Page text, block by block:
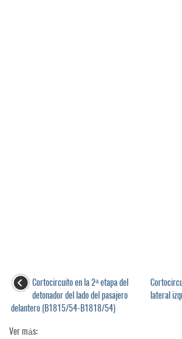
Cortocircuito en la 2ª etapa del
detonador del lado del pasajero
delantero (B1815/54-B1818/54)
lateral
Ver más: